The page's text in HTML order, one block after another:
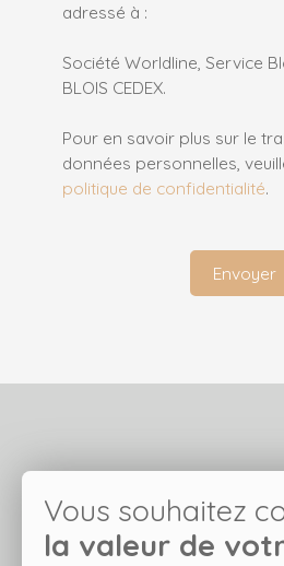
adressé à :
Société Worldline, Service
BLOIS CEDEX.
Pour en savoir plus sur le
données personnelles,
politique de confidentialité.
Envoyer
Vous souhaitez
la valeur de